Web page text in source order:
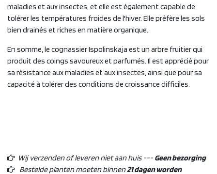
maladies et aux insectes, et elle est également capable de
tolérer les températures froides de l'hiver. Elle préfère les sols
bien drainés et riches en matière organique.
En somme, le cognassier Ispolinskaja est un arbre fruitier qui
produit des coings savoureux et parfumés. Il est apprécié pour
sa résistance aux maladies et aux insectes, ainsi que pour sa
capacité à tolérer des conditions de croissance difficiles.
Wij verzenden of leveren niet aan huis ---Geen bezorging
Bestelde planten moeten binnen21 dagen worden